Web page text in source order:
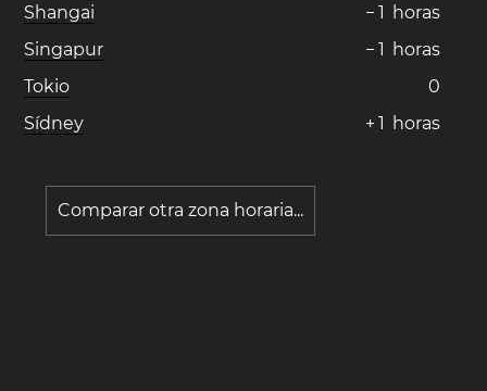
Shangai
− 1 horas
Singapur
− 1 horas
Tokio
0
Sídney
+ 1 horas
Comparar otra zona horaria...